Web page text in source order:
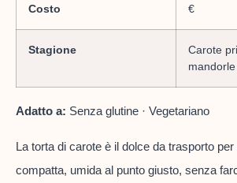
Costo €
Stagione
Carote
mandorle
Adatto a: Senza glutine · Vegetariano
La torta di carote è il dolce da trasporto
compatta, umida al punto giusto, senza